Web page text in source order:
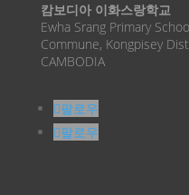
캄보디아 이화스랑학교
Ewha Srang Primary
Commune, Kongpisey
CAMBODIA
팔로우
팔로우